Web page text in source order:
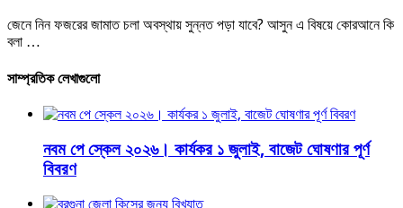
জেনে নিন ফজরের জামাত চলা অবস্থায় সুন্নত পড়া যাবে? আসুন এ বিষয়ে কোরআনে কি
বলা …
সাম্প্রতিক লেখাগুলো
নবম পে স্কেল ২০২৬। কার্যকর ১ জুলাই, বাজেট ঘোষণার পূর্ণ
বিবরণ